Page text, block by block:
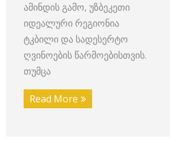
ამინდის გამო, უზბეკეთი
იდეალური რეგიონია
ტკბილი და სადესერტო
ღვინოების წარმოებისთვის.
თუმცა
Read More